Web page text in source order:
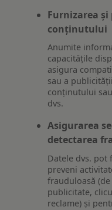
Furnizarea
conținutului
Anumite
capacitățile
asigura
sau a
conținutului
dvs.
Asigurarea
detectarea
Datele dvs.
preveni
frauduloasă
publicitate,
reclame) și